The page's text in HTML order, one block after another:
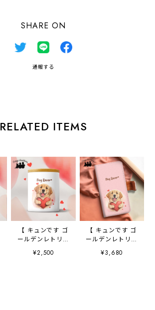
SHARE ON
通報する
RELATED ITEMS
【 キュンです ゴ
ールデンレトリバ
ー 】 キャニスタ
ー 保存容器 お
¥2,500
【 キュンです ゴ
ールデンレトリバ
ー 】 手帳 スマホ
ケース 犬 うち
¥3,680